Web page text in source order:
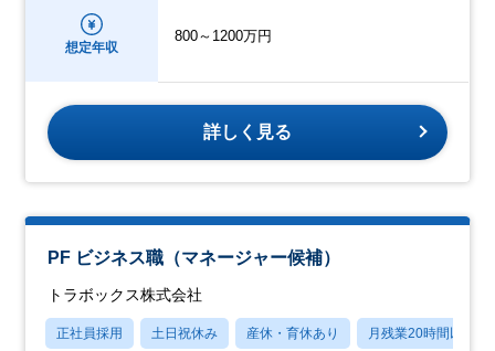
想定年収
800～1200万円
詳しく見る
PF ビジネス職（マネージャー候補）
トラボックス株式会社
正社員採用 土日祝休み 産休・育休あり 月残業20時間以内